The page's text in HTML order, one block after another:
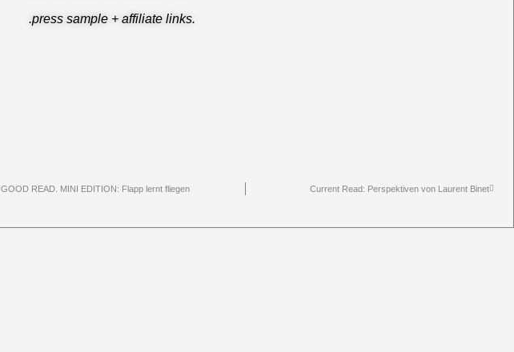
.press sample + affiliate links.
GOOD READ. MINI EDITION: Flapp lernt fliegen Current Read: Perspektiven von Laurent Binet